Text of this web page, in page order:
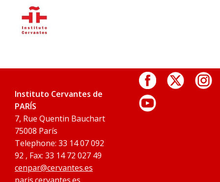
Instituto Cervantes de
PARÍS
7, Rue Quentin Bauchart
75008 París
Telephone: 33 14 07 092
92 , Fax: 33 14 72 027 49
cenpar@cervantes.es
paris.cervantes.es